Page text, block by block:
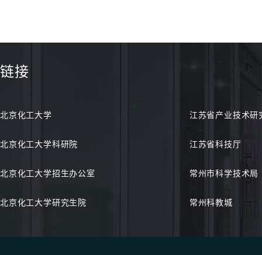
链接
北京化工大学 江苏省产业技术研
北京化工大学科研院 江苏省科技厅
北京化工大学招生办公室 常州市科学技术局
北京化工大学研究生院 常州科教城